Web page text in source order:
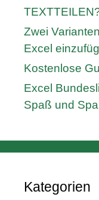
Zwei
Excel
Kostenlose
Excel
Spaß und
Kategorien